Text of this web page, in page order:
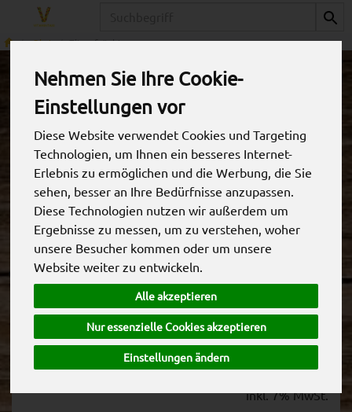
Nehmen Sie Ihre Cookie-
Einstellungen vor
Diese Website verwendet Cookies und Targeting
Technologien, um Ihnen ein besseres Internet-
Erlebnis zu ermöglichen und die Werbung, die Sie
sehen, besser an Ihre Bedürfnisse anzupassen.
Diese Technologien nutzen wir außerdem um
Ergebnisse zu messen, um zu verstehen, woher
unsere Besucher kommen oder um unsere
Website weiter zu entwickeln.
Alle akzeptieren
Nur essenzielle Cookies akzeptieren
Einstellungen ändern
Obst Zitrusfrüchte
Orange
5,99 € * / kg
1,87 € / Stk
inkl. 7% MwSt.